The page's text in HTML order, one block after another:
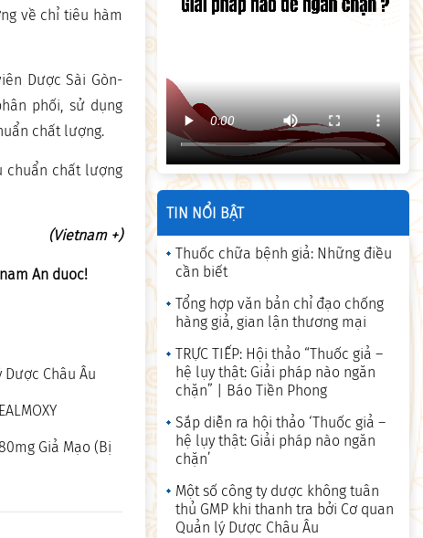
về chỉ tiêu hàm
Dược Sài Gòn-
phối, sử dụng
chất lượng.
chuẩn chất lượng
(Vietnam +)
An duoc!
Châu Âu
Giả Mạo (Bị
TIN NỔI BẬT
Thuốc chữa bệnh giả: Những điều
cần biết
Tổng hợp văn bản chỉ đạo chống
hàng giả, gian lận thương mại
TRỰC TIẾP: Hội thảo “Thuốc giả –
hệ lụy thật: Giải pháp nào ngăn
chặn” | Báo Tiền Phong
Sắp diễn ra hội thảo ‘Thuốc giả –
hệ lụy thật: Giải pháp nào ngăn
chặn’
Một số công ty dược không tuân
thủ GMP khi thanh tra bởi Cơ quan
Quản lý Dược Châu Âu